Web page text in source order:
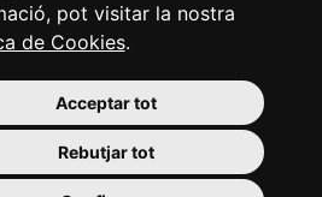
pot visitar la nostra
de Cookies.
Acceptar tot
Rebutjar tot
977 010 010
|reus.cat